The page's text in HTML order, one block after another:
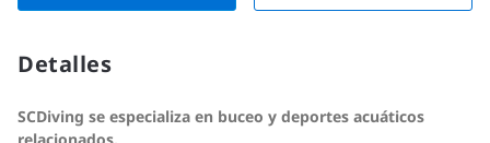
Detalles
SCDiving se especializa en buceo y deportes acuáticos